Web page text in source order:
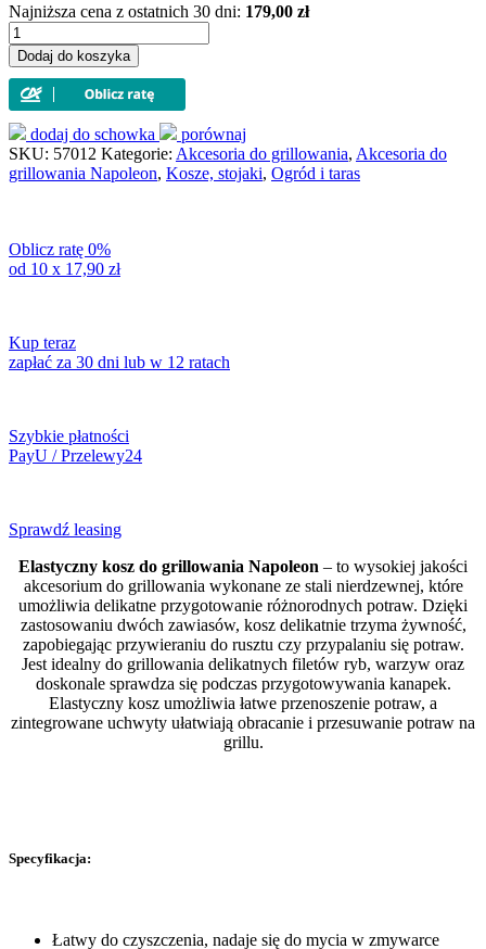
Najniższa cena z ostatnich 30 dni: 179,00 zł
ilość
Elastyczny
kosz
do
ryb
i
warzyw
do
grillowania
Dodaj do koszyka
dodaj do schowka
porównaj
SKU: 57012 Kategorie: Akcesoria do grillowania, Akcesoria do
grillowania Napoleon, Kosze, stojaki, Ogród i taras
Oblicz ratę 0%
od 10 x 17,90 zł
Kup teraz
zapłać za 30 dni lub w 12 ratach
Szybkie płatności
PayU / Przelewy24
Sprawdź leasing
Elastyczny kosz do grillowania Napoleon – to wysokiej jakości
akcesorium do grillowania wykonane ze stali nierdzewnej, które
umożliwia delikatne przygotowanie różnorodnych potraw. Dzięki
zastosowaniu dwóch zawiasów, kosz delikatnie trzyma żywność,
zapobiegając przywieraniu do rusztu czy przypalaniu się potraw.
Jest idealny do grillowania delikatnych filetów ryb, warzyw oraz
doskonale sprawdza się podczas przygotowywania kanapek.
Elastyczny kosz umożliwia łatwe przenoszenie potraw, a
zintegrowane uchwyty ułatwiają obracanie i przesuwanie potraw na
grillu.
Specyfikacja:
Łatwy do czyszczenia, nadaje się do mycia w zmywarce